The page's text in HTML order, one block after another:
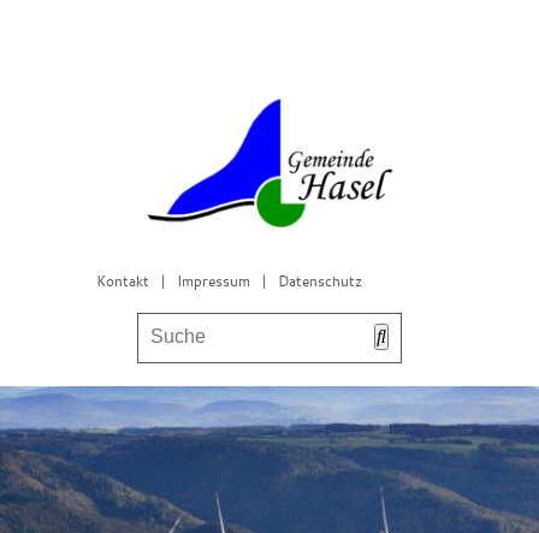
Kontakt | Impressum | Datenschutz
Bürgerservice & Gemeinderat
Leben in Hasel